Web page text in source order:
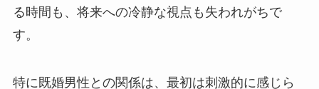
る時間も、将来への冷静な視点も失われがちで
す。
特に既婚男性との関係は、最初は刺激的に感じら